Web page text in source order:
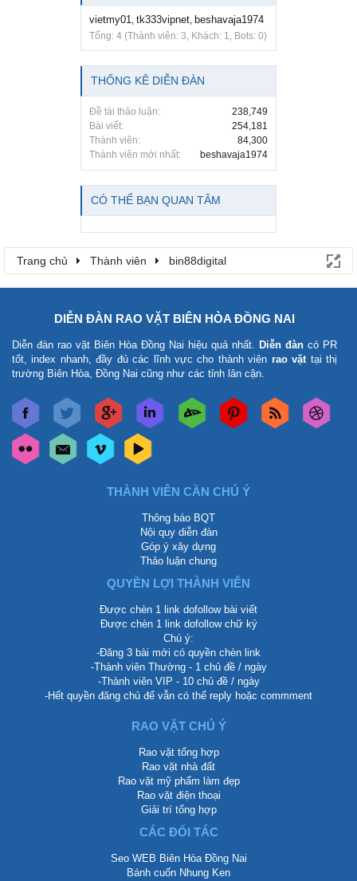
vietmy01, tk333vipnet, beshavaja1974
Tổng: 4 (Thành viên: 3, Khách: 1, Bots: 0)
THỐNG KÊ DIỄN ĐÀN
Đề tài thảo luận:
238,749
Bài viết:
254,181
Thành viên:
84,300
Thành viên mới nhất:
beshavaja1974
CÓ THỂ BẠN QUAN TÂM
Trang chủ Thành viên bin88digital
DIỄN ĐÀN RAO VẶT BIÊN HÒA ĐỒNG NAI
Diễn đàn rao vặt Biên Hòa Đồng Nai hiệu quả nhất. Diễn đàn có PR
tốt, index nhanh, đầy đủ các lĩnh vực cho thành viên rao vặttại thị
trường Biên Hòa, Đồng Nai cũng như các tỉnh lân cận.
THÀNH VIÊN CẦN CHÚ Ý
Thông báo BQT
Nội quy diễn đàn
Góp ý xây dựng
Thảo luận chung
QUYỀN LỢI THÀNH VIÊN
Được chèn 1 link dofollow bài viết
Được chèn 1 link dofollow chữ ký
Chú ý:
-Đăng 3 bài mới có quyền chèn link
-Thành viên Thường - 1 chủ đề / ngày
-Thành viên VIP - 10 chủ đề / ngày
-Hết quyền đăng chủ để vẫn có thể reply hoặc commment
RAO VẶT CHÚ Ý
Rao vặt tổng hợp
Rao vặt nhà đất
Rao vặt mỹ phẩm làm đẹp
Rao vặt điện thoại
Giải trí tổng hợp
CÁC ĐỐI TÁC
Seo WEB Biên Hòa Đồng Nai
Bánh cuốn Nhung Ken